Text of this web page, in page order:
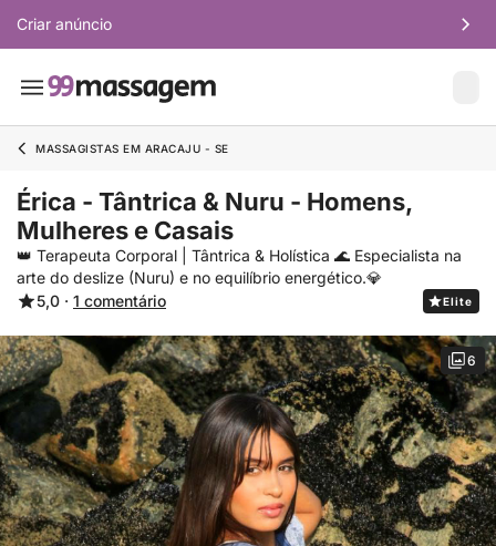
Criar anúncio
MASSAGISTAS EM ARACAJU - SE
Érica - Tântrica & Nuru - Homens,
Mulheres e Casais
👑 Terapeuta Corporal | Tântrica & Holística 🌊 Especialista na
arte do deslize (Nuru) e no equilíbrio energético.💎
5,0 · 1 comentário Elite
6